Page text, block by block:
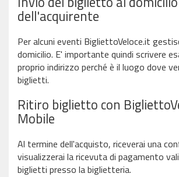
dell'acquirente
Per alcuni eventi BigliettoVeloce.it
domicilio. E' importante quindi scrivere
proprio indirizzo perché è il luogo dove
biglietti.
Ritiro biglietto con
Mobile
Al termine dell'acquisto, riceverai una
visualizzerai la ricevuta di pagamento
biglietti presso la biglietteria.